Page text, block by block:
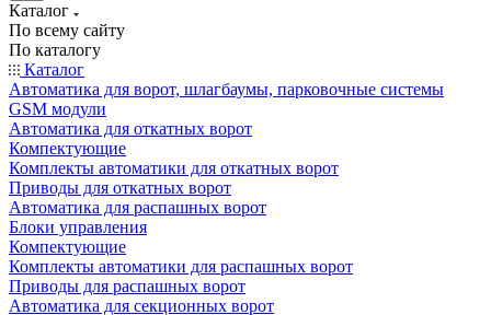
Каталог
По всему сайту
По каталогу
Каталог
Автоматика для ворот, шлагбаумы, парковочные системы
GSM модули
Автоматика для откатных ворот
Компектующие
Комплекты автоматики для откатных ворот
Приводы для откатных ворот
Автоматика для распашных ворот
Блоки управления
Компектующие
Комплекты автоматики для распашных ворот
Приводы для распашных ворот
Автоматика для секционных ворот